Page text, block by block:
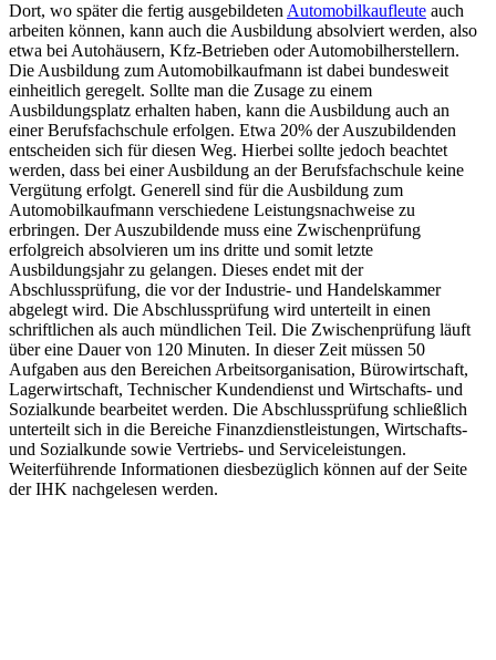
Dort, wo später die fertig ausgebildetenAutomobilkaufleute auch
arbeiten können, kann auch die Ausbildung absolviert werden, also
etwa bei Autohäusern, Kfz-Betrieben oder Automobilherstellern.
Die Ausbildung zum Automobilkaufmann ist dabei bundesweit
einheitlich geregelt. Sollte man die Zusage zu einem
Ausbildungsplatz erhalten haben, kann die Ausbildung auch an
einer Berufsfachschule erfolgen. Etwa 20% der Auszubildenden
entscheiden sich für diesen Weg. Hierbei sollte jedoch beachtet
werden, dass bei einer Ausbildung an der Berufsfachschule keine
Vergütung erfolgt. Generell sind für die Ausbildung zum
Automobilkaufmann verschiedene Leistungsnachweise zu
erbringen. Der Auszubildende muss eine Zwischenprüfung
erfolgreich absolvieren um ins dritte und somit letzte
Ausbildungsjahr zu gelangen. Dieses endet mit der
Abschlussprüfung, die vor der Industrie- und Handelskammer
abgelegt wird. Die Abschlussprüfung wird unterteilt in einen
schriftlichen als auch mündlichen Teil. Die Zwischenprüfung läuft
über eine Dauer von 120 Minuten. In dieser Zeit müssen 50
Aufgaben aus den Bereichen Arbeitsorganisation, Bürowirtschaft,
Lagerwirtschaft, Technischer Kundendienst und Wirtschafts- und
Sozialkunde bearbeitet werden. Die Abschlussprüfung schließlich
unterteilt sich in die Bereiche Finanzdienstleistungen, Wirtschafts-
und Sozialkunde sowie Vertriebs- und Serviceleistungen.
Weiterführende Informationen diesbezüglich können auf der Seite
der IHK nachgelesen werden.